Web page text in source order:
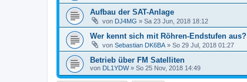
Aufbau der SAT-Anlage
von DJ4MG » Sa 23 Jun, 2018 18:12
Wer kennt sich mit Röhren-Endstufen aus?
von Sebastian DK6BA » So 29 Jul, 2018 01:27
Betrieb über FM Satelliten
von DL1YDW» So 25 Nov, 2018 14:49